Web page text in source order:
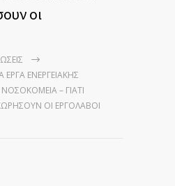
οι
ΕΝΕΡΓΕΙΑΚΉΣ
– ΓΙΑΤΊ
ΟΙ ΕΡΓΟΛΆΒΟΙ